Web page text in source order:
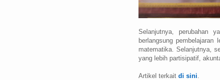
Selanjutnya, perubahan
berlangsung
matematika. Selanjutnya,
yang lebih partisipatif,
Artikel terkait di sini.